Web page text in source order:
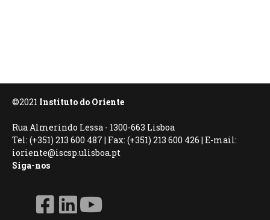
©2021 Instituto do Oriente
Rua Almerindo Lessa - 1300-663 Lisboa
Tel: (+351) 213 600 487 | Fax: (+351) 213 600 426 | E-mail:
ioriente@iscsp.ulisboa.pt
Siga-nos